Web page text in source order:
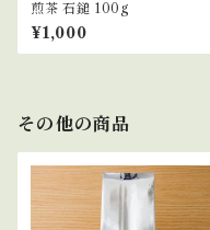
煎茶 石鎚 100g
¥1,000
その他の商品